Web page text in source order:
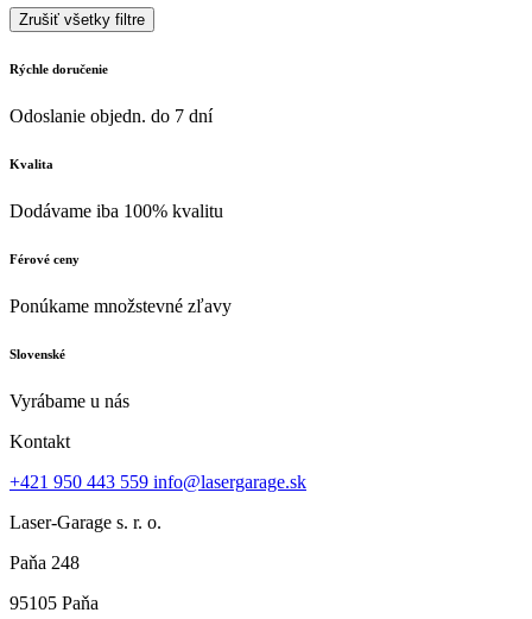
Zrušiť všetky filtre
Rýchle doručenie
Odoslanie objedn. do 7 dní
Kvalita
Dodávame iba 100% kvalitu
Férové ceny
Ponúkame množstevné zľavy
Slovenské
Vyrábame u nás
Kontakt
+421 950 443 559 info@lasergarage.sk
Laser-Garage s. r. o.
Paňa 248
95105 Paňa